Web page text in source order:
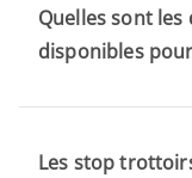
Quelles sont
disponibles
Les stop